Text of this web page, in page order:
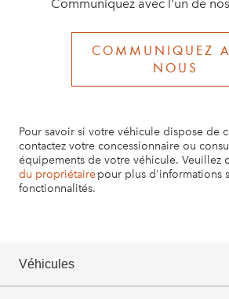
Communiquez avec l'un de
COMMUNIQUEZ
NOUS
Pour savoir si votre véhicule dispose de
contactez votre concessionnaire ou
équipements de votre véhicule. Veuillez
du propriétairepour plus d'informations
fonctionnalités.